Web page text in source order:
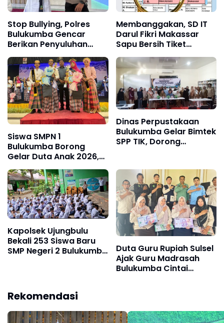
Stop Bullying, Polres
Bulukumba Gencar
Berikan Penyuluhan
kepada Pelajar
Membanggakan, SD IT
Darul Fikri Makassar
Sapu Bersih Tiket
Semifinal CODEFEST
Siswa SMPN 1
Bulukumba Borong
Gelar Duta Anak 2026,
Naila dan Rayyan Siap
Wakili Daerah ke
Provinsi
Dinas Perpustakaan
Bulukumba Gelar Bimtek
SPP TIK, Dorong
Kapolsek Ujungbulu
Bekali 253 Siswa Baru
SMP Negeri 2 Bulukumba
Duta Guru Rupiah Sulsel
Ajak Guru Madrasah
Bulukumba Cintai
Rekomendasi